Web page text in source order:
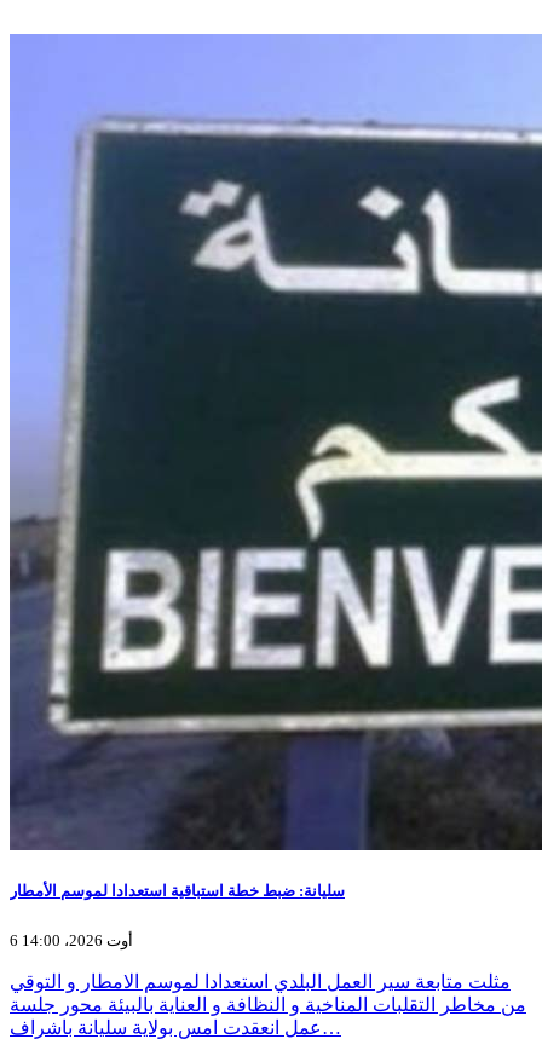
سليانة: ضبط خطة استباقية استعدادا لموسم الأمطار
6 أوت 2026، 14:00
مثلت متابعة سير العمل البلدي استعدادا لموسم الامطار و التوقي
من مخاطر التقلبات المناخية و النظافة و العناية بالبيئة محور جلسة
عمل انعقدت امس بولاية سليانة باشراف…